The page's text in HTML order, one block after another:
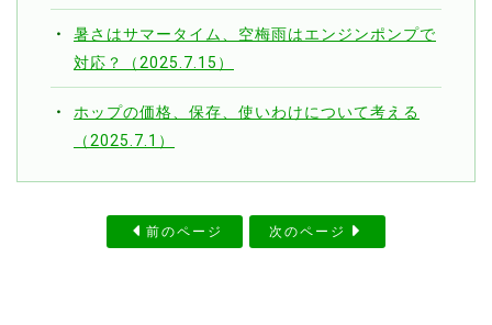
暑さはサマータイム、空梅雨はエンジンポンプで
対応？（2025.7.15）
ホップの価格、保存、使いわけについて考える
（2025.7.1）
前のページ 次のページ